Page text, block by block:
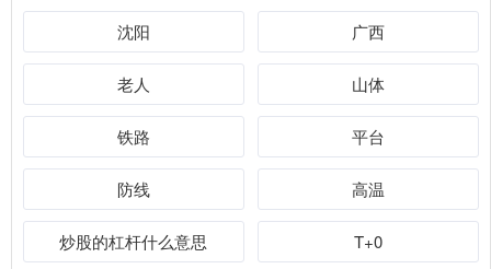
沈阳 广西
老人 山体
铁路 平台
防线 高温
炒股的杠杆什么意思 T+0